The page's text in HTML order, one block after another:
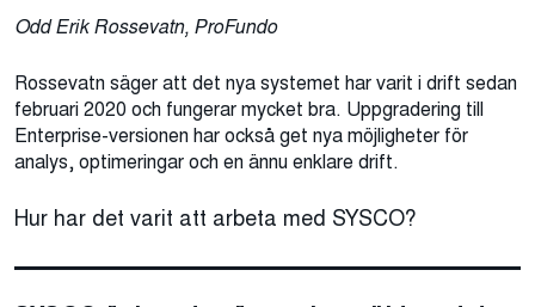
Odd Erik Rossevatn, ProFundo
Rossevatn säger att det nya systemet har varit i drift sedan
februari 2020 och fungerar mycket bra. Uppgradering till
Enterprise-versionen har också get nya möjligheter för
analys, optimeringar och en ännu enklare drift.
Hur har det varit att arbeta med SYSCO?